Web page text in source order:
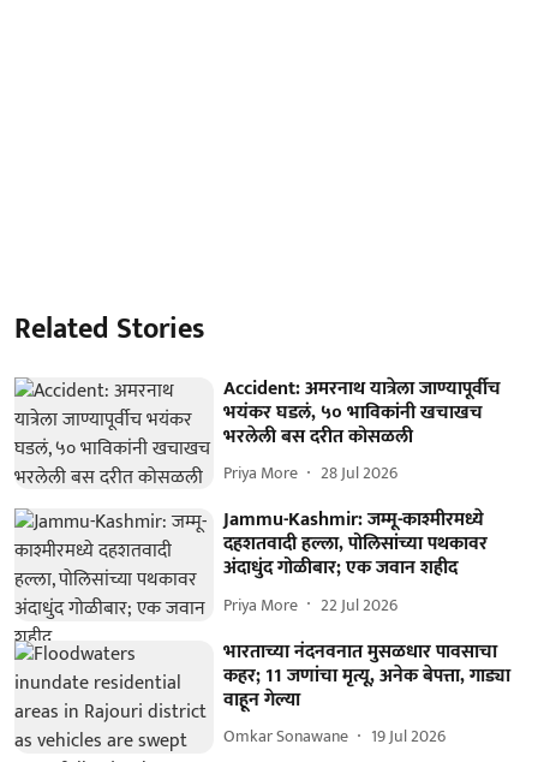
Related Stories
Accident: अमरनाथ यात्रेला जाण्यापूर्वीच
भयंकर घडलं, ५० भाविकांनी खचाखच
भरलेली बस दरीत कोसळली
Priya More 28 Jul 2026
Jammu-Kashmir: जम्मू-काश्मीरमध्ये
दहशतवादी हल्ला, पोलिसांच्या पथकावर
अंदाधुंद गोळीबार; एक जवान शहीद
Priya More 22 Jul 2026
भारताच्या नंदनवनात मुसळधार पावसाचा
कहर; 11 जणांचा मृत्यू, अनेक बेपत्ता, गाड्या
वाहून गेल्या
Omkar Sonawane 19 Jul 2026